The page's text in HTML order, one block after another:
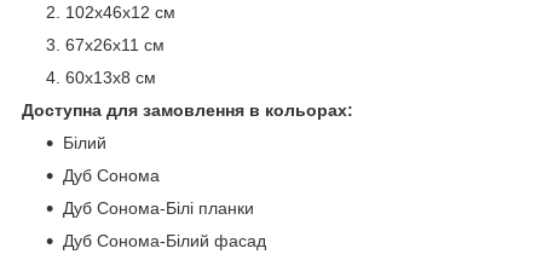
102х46х12 см
67х26х11 см
60х13х8 см
Доступна для замовлення в кольорах:
Білий
Дуб Сонома
Дуб Сонома-Білі планки
Дуб Сонома-Білий фасад